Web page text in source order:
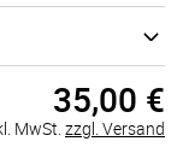
35,00 €
MwSt. zzgl. Versand